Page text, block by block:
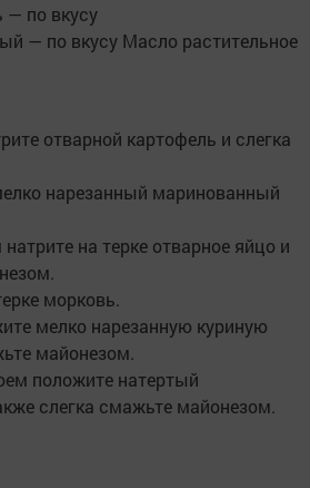
— по вкусу
— по вкусу Масло растительное
отварной картофель и слегка
нарезанный маринованный
на терке отварное яйцо и
морковь.
мелко нарезанную куриную
майонезом.
положите натертый
слегка смажьте майонезом.